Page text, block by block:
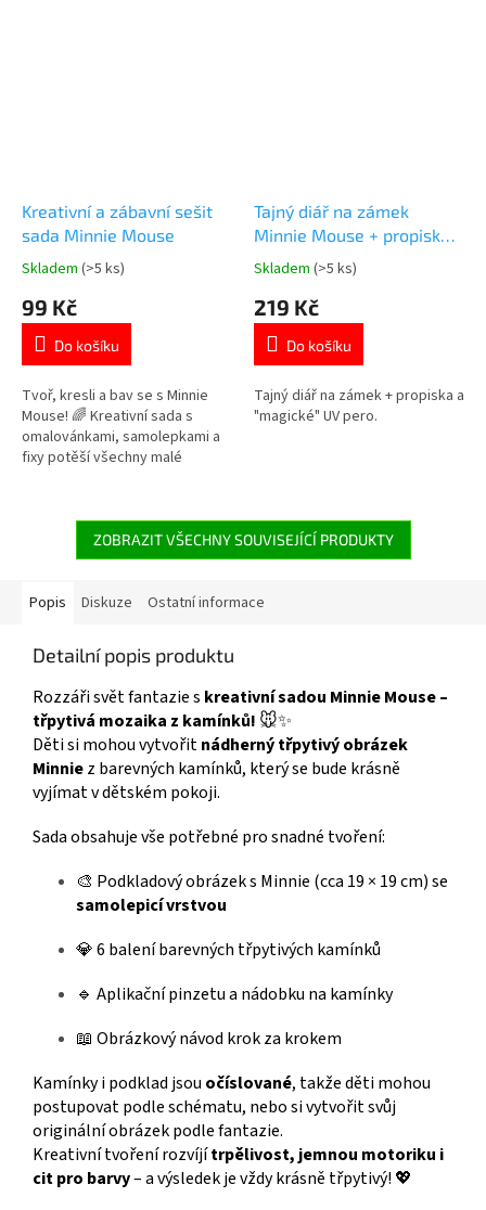
Kreativní a zábavní sešit
sada Minnie Mouse
Průměrné
produktu
5,0
5
hvězdiček.
Skladem (>5 ks)
99 Kč
Do košíku
Tvoř, kresli a bav se s Minnie
Mouse! 🌈 Kreativní sada s
omalovánkami, samolepkami a
fixy potěší všechny malé
s motivem 👉 MINNIE
Tajný diář na zámek
Minnie Mouse + propiska +
magické UV pero +
samolepky
Průměrné
produktu
5,0
5
hvězdiček.
Skladem (>5 ks)
219 Kč
Do košíku
Tajný diář na zámek + propiska a
"magické" UV pero.
ZOBRAZIT VŠECHNY SOUVISEJÍCÍ PRODUKTY
Popis Diskuze Ostatní informace
Detailní popis produktu
Rozzáři svět fantazie s kreativní sadou Minnie Mouse –
třpytivá mozaika z kamínků! 🐭✨
Děti si mohou vytvořitnádherný třpytivý obrázek
Minniez barevných kamínků, který se bude krásně
vyjímat v dětském pokoji.
Sada obsahuje vše potřebné pro snadné tvoření:
🎨 Podkladový obrázek s Minnie (cca 19 × 19 cm) se
samolepicí vrstvou
💎 6 balení barevných třpytivých kamínků
🔹 Aplikační pinzetu a nádobku na kamínky
📖 Obrázkový návod krok za krokem
Kamínky i podklad jsou očíslované, takže děti mohou
postupovat podle schématu, nebo si vytvořit svůj
originální obrázek podle fantazie.
Kreativní tvoření rozvíjítrpělivost, jemnou motoriku i
cit pro barvy– a výsledek je vždy krásně třpytivý! 💖